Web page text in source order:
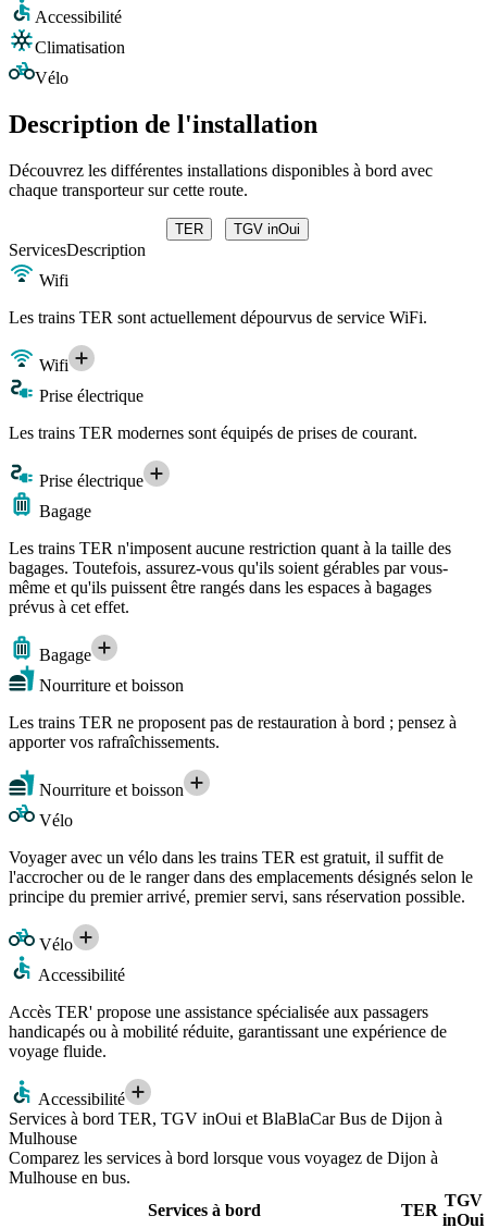
Accessibilité
Climatisation
Vélo
Description de l'installation
Découvrez les différentes installations disponibles à bord avec
chaque transporteur sur cette route.
TER TGV inOui
ServicesDescription
Wifi
Les trains TER sont actuellement dépourvus de service WiFi.
Wifi
Prise électrique
Les trains TER modernes sont équipés de prises de courant.
Prise électrique
Bagage
Les trains TER n'imposent aucune restriction quant à la taille des
bagages. Toutefois, assurez-vous qu'ils soient gérables par vous-
même et qu'ils puissent être rangés dans les espaces à bagages
prévus à cet effet.
Bagage
Nourriture et boisson
Les trains TER ne proposent pas de restauration à bord ; pensez à
apporter vos rafraîchissements.
Nourriture et boisson
Vélo
Voyager avec un vélo dans les trains TER est gratuit, il suffit de
l'accrocher ou de le ranger dans des emplacements désignés selon le
principe du premier arrivé, premier servi, sans réservation possible.
Vélo
Accessibilité
Accès TER' propose une assistance spécialisée aux passagers
handicapés ou à mobilité réduite, garantissant une expérience de
voyage fluide.
Accessibilité
Services à bord TER, TGV inOui et BlaBlaCar Bus de Dijon à
Mulhouse
Comparez les services à bord lorsque vous voyagez de Dijon à
Mulhouse en bus.
Services à bord
TER
TGV
inOui